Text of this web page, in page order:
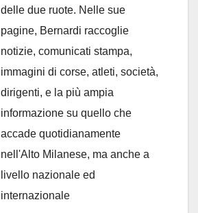
delle due ruote. Nelle sue
pagine, Bernardi raccoglie
notizie, comunicati stampa,
immagini di corse, atleti, società,
dirigenti, e la più ampia
informazione su quello che
accade quotidianamente
nell'Alto Milanese, ma anche a
livello nazionale ed
internazionale